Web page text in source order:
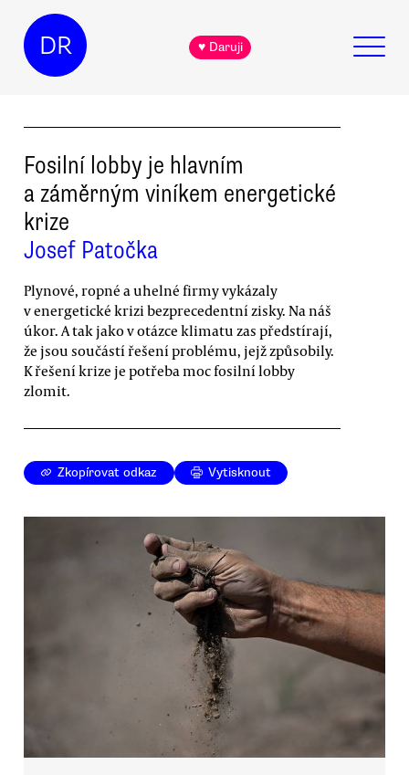
DR ♥ Daruji
Fosilní lobby je hlavním
a záměrným viníkem energetické
krize
Josef Patočka
Plynové, ropné a uhelné firmy vykázaly
v energetické krizi bezprecedentní zisky. Na náš
úkor. A tak jako v otázce klimatu zas předstírají,
že jsou součástí řešení problému, jejž způsobily.
K řešení krize je potřeba moc fosilní lobby
zlomit.
Zkopírovat odkaz Vytisknout